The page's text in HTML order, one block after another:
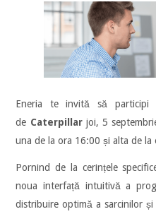
Eneria te invită să participi
de Caterpillarjoi, 5
una de la ora 16:00 și alta de la
Pornind de la cerințele
noua interfață intuitivă a
distribuire optimă a sarcinilor